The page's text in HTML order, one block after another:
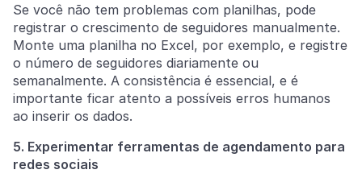
Se você não tem problemas com planilhas, pode
registrar o crescimento de seguidores manualmente.
Monte uma planilha no Excel, por exemplo, e registre
o número de seguidores diariamente ou
semanalmente. A consistência é essencial, e é
importante ficar atento a possíveis erros humanos
ao inserir os dados.
5. Experimentar ferramentas de agendamento para
redes sociais